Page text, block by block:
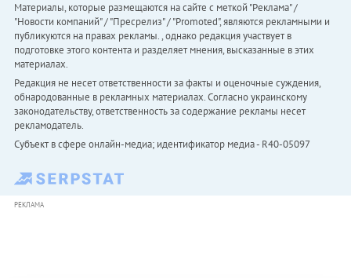
Материалы, которые размещаются на сайте с меткой "Реклама" /
"Новости компаний" / "Пресрелиз" / "Promoted", являются рекламными и
публикуются на правах рекламы. , однако редакция участвует в
подготовке этого контента и разделяет мнения, высказанные в этих
материалах.
Редакция не несет ответственности за факты и оценочные суждения,
обнародованные в рекламных материалах. Согласно украинскому
законодательству, ответственность за содержание рекламы несет
рекламодатель.
Субъект в сфере онлайн-медиа; идентификатор медиа - R40-05097
РЕКЛАМА